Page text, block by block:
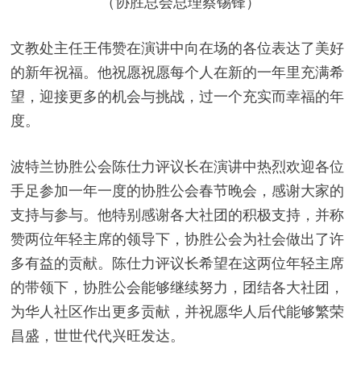
文教处主任王伟赞在演讲中向在场的各位表达了美好
的新年祝福。他祝愿祝愿每个人在新的一年里充满希
望，迎接更多的机会与挑战，过一个充实而幸福的年
度。
波特兰协胜公会陈仕力评议长在演讲中热烈欢迎各位
手足参加一年一度的协胜公会春节晚会，感谢大家的
支持与参与。他特别感谢各大社团的积极支持，并称
赞两位年轻主席的领导下，协胜公会为社会做出了许
多有益的贡献。陈仕力评议长希望在这两位年轻主席
的带领下，协胜公会能够继续努力，团结各大社团，
为华人社区作出更多贡献，并祝愿华人后代能够繁荣
昌盛，世世代代兴旺发达。